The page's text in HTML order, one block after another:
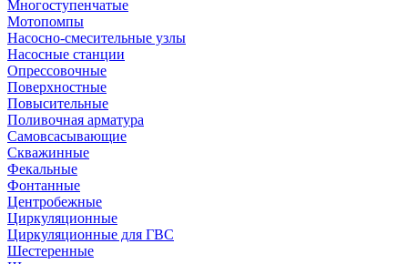
Многоступенчатые
Мотопомпы
Насосно-смесительные узлы
Насосные станции
Опрессовочные
Поверхностные
Повысительные
Поливочная арматура
Самовсасывающие
Скважинные
Фекальные
Фонтанные
Центробежные
Циркуляционные
Циркуляционные для ГВС
Шестеренные